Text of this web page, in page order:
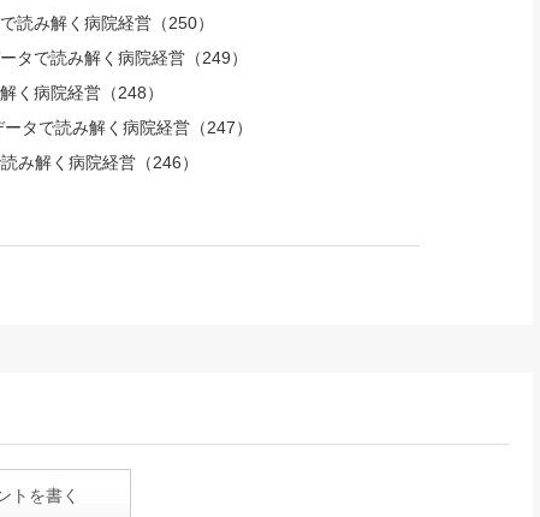
読み解く病院経営（250）
タで読み解く病院経営（249）
く病院経営（248）
タで読み解く病院経営（247）
み解く病院経営（246）
トを書く